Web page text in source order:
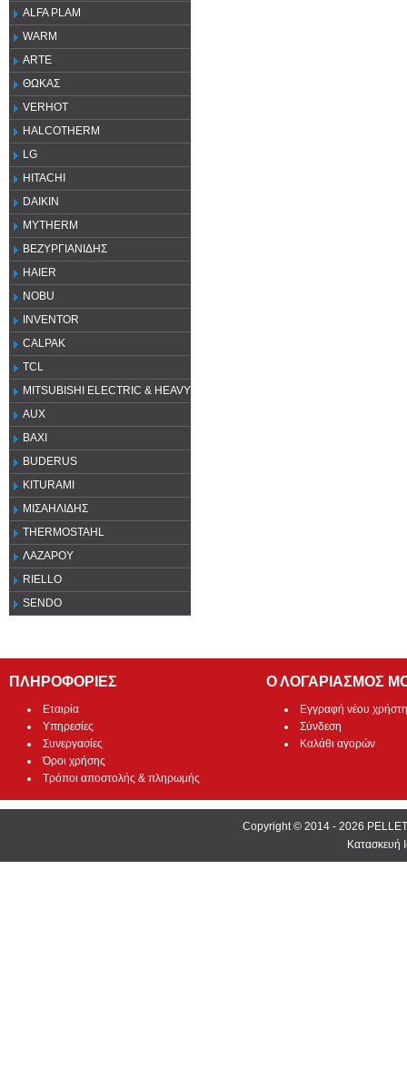
ALFA PLAM
WARM
ARTE
ΘΩΚΑΣ
VERHOT
HALCOTHERM
LG
HITACHI
DAIKIN
MYTHERM
ΒΕΖΥΡΓΙΑΝΙΔΗΣ
HAIER
NOBU
INVENTOR
CALPAK
TCL
MITSUBISHI ELECTRIC & HEAVY
AUX
ΒΑΧΙ
BUDERUS
KITURAMI
ΜΙΣΑΗΛΙΔΗΣ
THERMOSTAHL
ΛΑΖΑΡΟΥ
RIELLO
SENDO
ΠΛΗΡΟΦΟΡΙΕΣ
Εταιρία
Υπηρεσίες
Συνεργασίες
Όροι χρήσης
Τρόποι αποστολής & πληρωμής
Ο ΛΟΓΑΡΙΑΣΜΟΣ
Εγγραφή νέου χρήστη
Σύνδεση
Καλάθι αγορών
Copyright © 2014 - 2026
Κατασκευή